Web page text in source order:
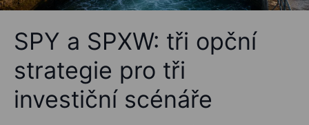
SPY a SPXW: tři opční
strategie pro tři
investiční scénáře